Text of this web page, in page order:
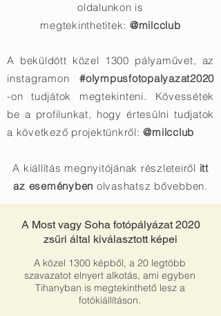
oldalunkon is
megtekinthetitek: @milcclub
A beküldött közel 1300 pályaművet, az
instagramon #olympusfotopalyazat2020
-on tudjátok megtekinteni. Kövessétek
be a profilunkat, hogy értesülni tudjatok
a következő projektünkről:@milcclub
A kiállítás megnyitójának részleteiről itt
az eseményben olvashatsz bővebben.
A Most vagy Soha fotópályázat 2020
zsűri által kiválasztott képei
A közel 1300 képből, a 20 legtöbb
szavazatot elnyert alkotás, ami egyben
Tihanyban is megtekinthető lesz a
fotókiállításon.